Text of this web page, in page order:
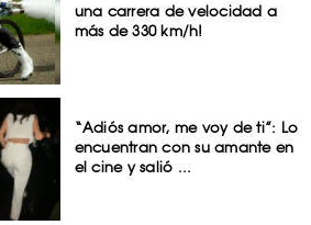
una carrera de velocidad a
más de 330 km/h!
“Adiós amor, me voy de ti”: Lo
encuentran con su amante en
el cine y salió ...